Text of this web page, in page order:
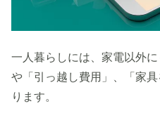
一人暮らしには、家電以外
や「引っ越し費用」、「家
ります。